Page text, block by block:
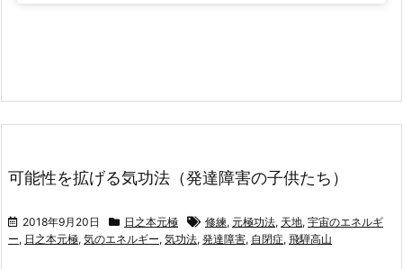
可能性を拡げる気功法（発達障害の子供たち）
2018年9月20日 日之本元極 修練, 元極功法, 天地, 宇宙のエネルギ
ー, 日之本元極, 気のエネルギー, 気功法, 発達障害, 自閉症, 飛騨高山